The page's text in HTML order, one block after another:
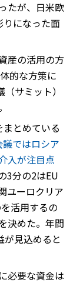
たが、日米欧
りになった面
産の活用の方
的な方策に
サミット）
とめている
ではロシア
入が注目点
3分の2はEU
ユーロクリア
活用するの
決めた。年間
見込めると
必要な資金は